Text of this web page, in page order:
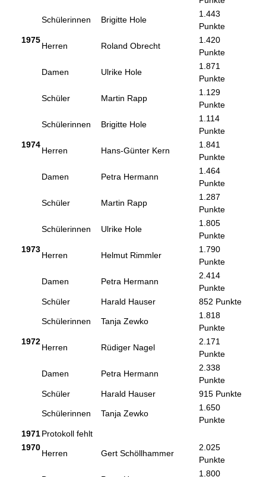
Schülerinnen Brigitte Hole
1.443
Punkte
1975
Herren Roland Obrecht
1.420
Punkte
Damen Ulrike Hole
1.871
Punkte
Schüler Martin Rapp
1.129
Punkte
Schülerinnen Brigitte Hole
1.114
Punkte
1974
Herren Hans-Günter Kern
1.841
Punkte
Damen Petra Hermann
1.464
Punkte
Schüler Martin Rapp
1.287
Punkte
Schülerinnen Ulrike Hole
1.805
Punkte
1973
Herren Helmut Rimmler
1.790
Punkte
Damen Petra Hermann
2.414
Punkte
Schüler
Harald Hauser 852 Punkte
Schülerinnen Tanja Zewko
1.818
Punkte
1972
Herren Rüdiger Nagel
2.171
Punkte
Damen Petra Hermann
2.338
Punkte
Schüler
Harald Hauser 915 Punkte
Schülerinnen Tanja Zewko
1.650
Punkte
1971Protokoll fehlt
1970
Herren Gert Schöllhammer
2.025
Punkte
1.800